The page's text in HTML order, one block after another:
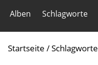
Alben Schlagworte
Startseite / Schlagworte